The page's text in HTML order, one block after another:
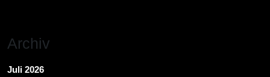
Archiv
Juli 2026